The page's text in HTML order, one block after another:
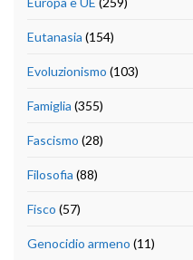
Eutanasia (154)
Evoluzionismo (103)
Famiglia (355)
Fascismo (28)
Filosofia (88)
Fisco (57)
Genocidio armeno (11)